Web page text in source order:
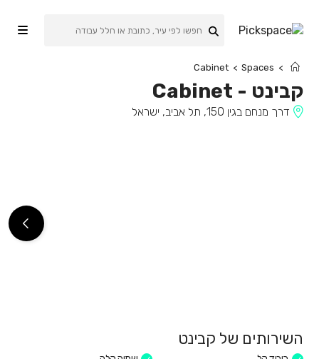
content
>
Spaces
>
Cabinet
קבינט -
Cabinet
דרך מנחם בגין 150, תל אביב, ישראל
השירותים של קבינט